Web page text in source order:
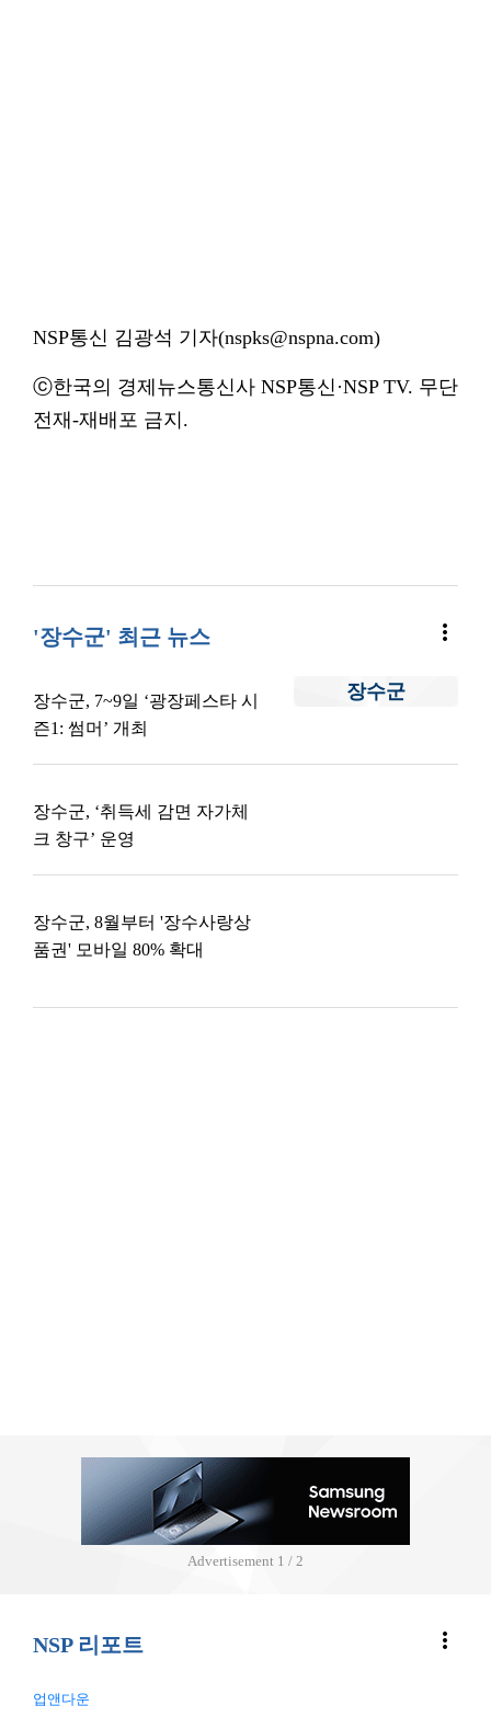
NSP통신 김광석 기자(nspks@nspna.com)
ⓒ한국의 경제뉴스통신사 NSP통신·NSP TV. 무단
전재-재배포 금지.
'장수군' 최근 뉴스 more_vert
장수군
장수군, 7~9일 ‘광장페스타 시
즌1: 썸머’ 개최
장수군, ‘취득세 감면 자가체
크 창구’ 운영
장수군, 8월부터 '장수사랑상
품권' 모바일 80% 확대
Advertisement 2 / 2
NSP 리포트 more_vert
업앤다운